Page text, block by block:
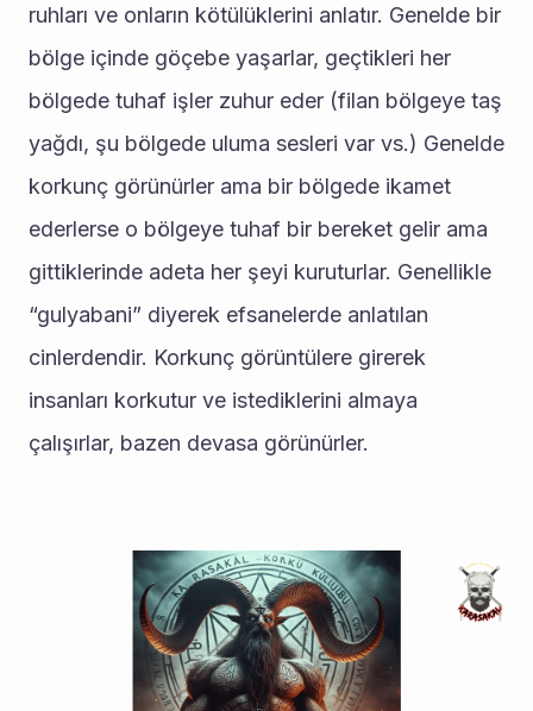
ruhları ve onların kötülüklerini anlatır. Genelde bir
bölge içinde göçebe yaşarlar, geçtikleri her
bölgede tuhaf işler zuhur eder (filan bölgeye taş
yağdı, şu bölgede uluma sesleri var vs.) Genelde
korkunç görünürler ama bir bölgede ikamet
ederlerse o bölgeye tuhaf bir bereket gelir ama
gittiklerinde adeta her şeyi kuruturlar. Genellikle
“gulyabani” diyerek efsanelerde anlatılan
cinlerdendir. Korkunç görüntülere girerek
insanları korkutur ve istediklerini almaya
çalışırlar, bazen devasa görünürler.